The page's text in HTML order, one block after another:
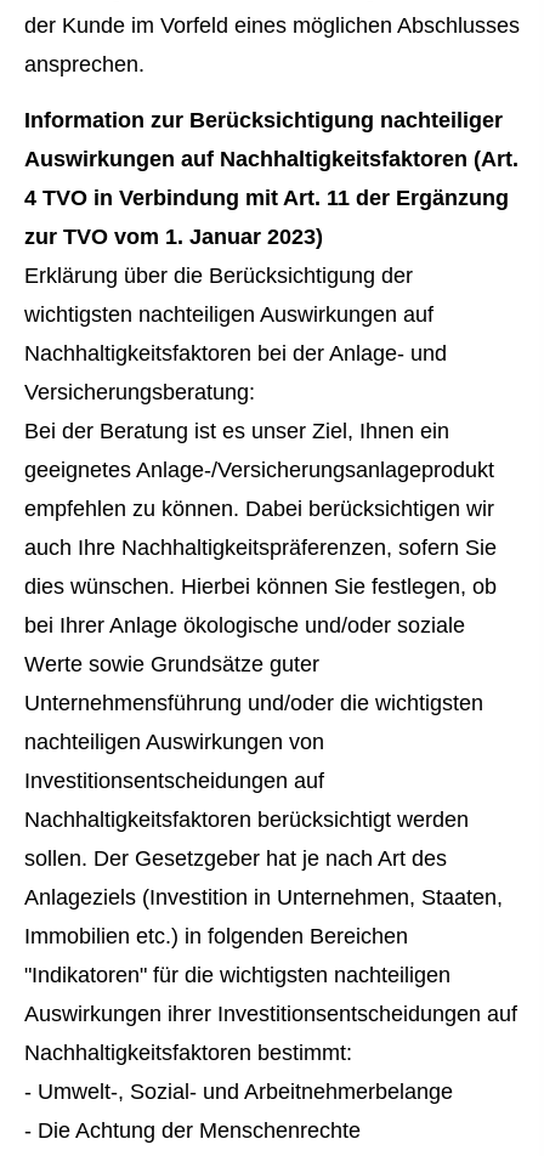
der Kunde im Vorfeld eines möglichen Abschlusses
ansprechen.
Information zur Berücksichtigung nachteiliger
Auswirkungen auf Nachhaltigkeitsfaktoren (Art.
4 TVO in Verbindung mit Art. 11 der Ergänzung
zur TVO vom 1. Januar 2023)
Erklärung über die Berücksichtigung der
wichtigsten nachteiligen Auswirkungen auf
Nachhaltigkeitsfaktoren bei der Anlage- und
Versicherungsberatung:
Bei der Beratung ist es unser Ziel, Ihnen ein
geeignetes Anlage-/Versicherungsanlageprodukt
empfehlen zu können. Dabei berücksichtigen wir
auch Ihre Nachhaltigkeitspräferenzen, sofern Sie
dies wünschen. Hierbei können Sie festlegen, ob
bei Ihrer Anlage ökologische und/oder soziale
Werte sowie Grundsätze guter
Unternehmensführung und/oder die wichtigsten
nachteiligen Auswirkungen von
Investitionsentscheidungen auf
Nachhaltigkeitsfaktoren berücksichtigt werden
sollen. Der Gesetzgeber hat je nach Art des
Anlageziels (Investition in Unternehmen, Staaten,
Immobilien etc.) in folgenden Bereichen
"Indikatoren" für die wichtigsten nachteiligen
Auswirkungen ihrer Investitionsentscheidungen auf
Nachhaltigkeitsfaktoren bestimmt:
- Umwelt-, Sozial- und Arbeitnehmerbelange
- Die Achtung der Menschenrechte